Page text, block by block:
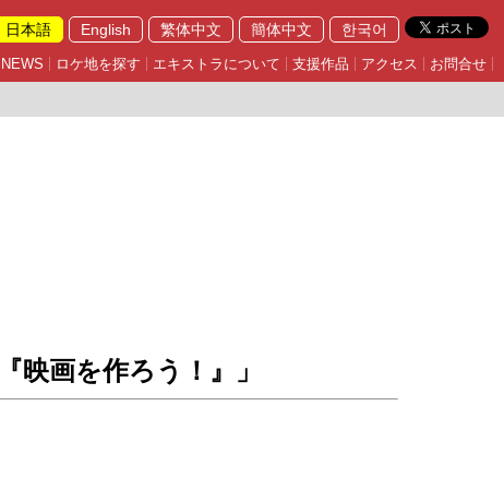
日本語 English 繁体中文 簡体中文 한국어
NEWS ロケ地を探す エキストラについて 支援作品 アクセス お問合せ
映画を作ろう！』」